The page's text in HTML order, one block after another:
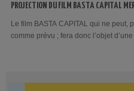
PROJECTION DU FILM BASTA CAPITAL
Le film BASTA CAPITAL qui ne peut,
comme prévu ; fera donc l’objet